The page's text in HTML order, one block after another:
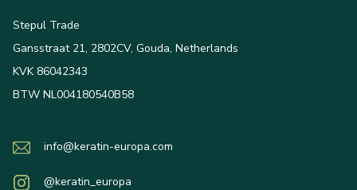
Stepul Trade
Gansstraat 21, 2802CV, Gouda, Netherlands
KVK 86042343
BTW NL004180540B58
info@keratin-europa.com
@keratin_europa